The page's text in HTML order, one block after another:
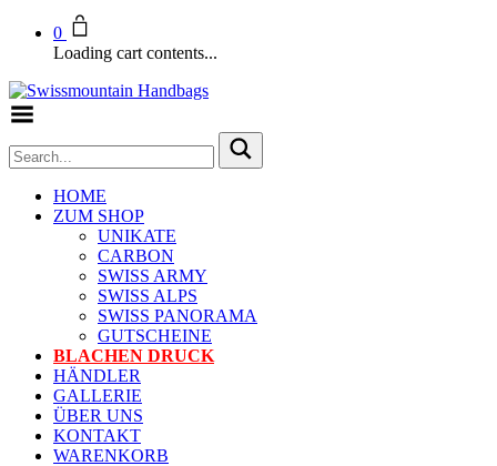
0
Loading cart contents...
HOME
ZUM SHOP
UNIKATE
CARBON
SWISS ARMY
SWISS ALPS
SWISS PANORAMA
GUTSCHEINE
BLACHEN DRUCK
HÄNDLER
GALLERIE
ÜBER UNS
KONTAKT
WARENKORB